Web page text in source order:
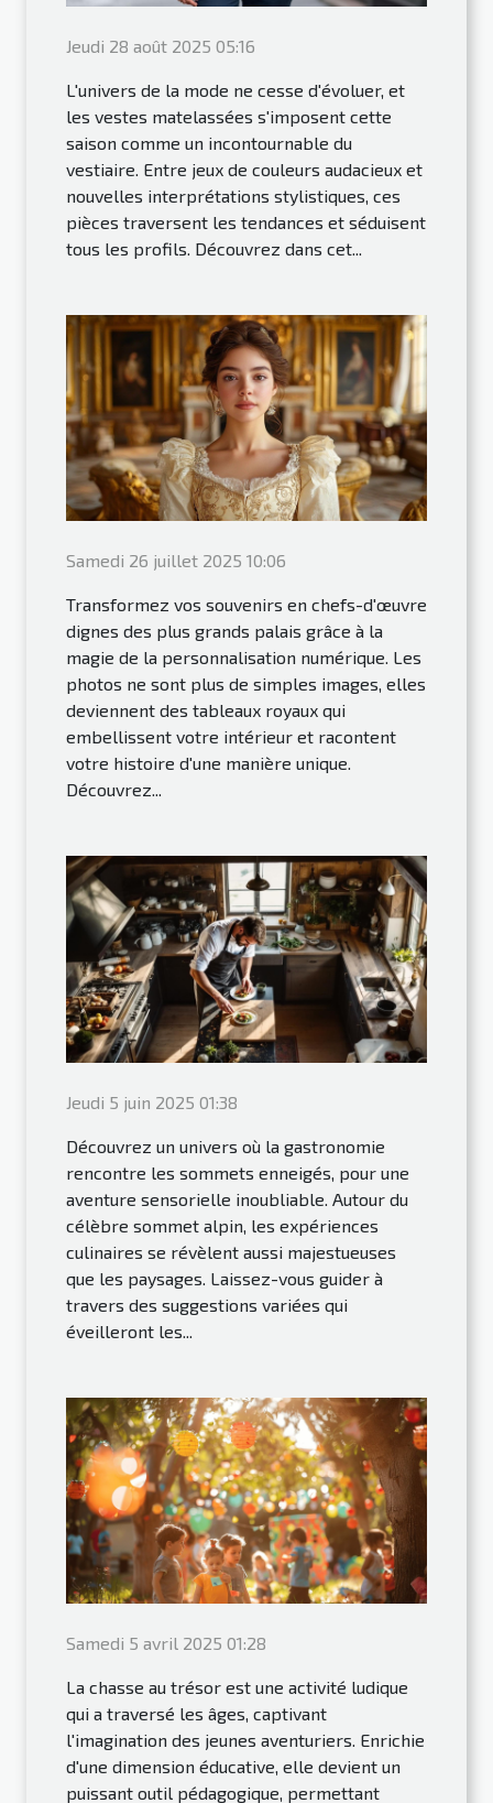
Jeudi 28 août 2025 05:16
L'univers de la mode ne cesse d'évoluer, et
les vestes matelassées s'imposent cette
saison comme un incontournable du
vestiaire. Entre jeux de couleurs audacieux et
nouvelles interprétations stylistiques, ces
pièces traversent les tendances et séduisent
tous les profils. Découvrez dans cet...
Samedi 26 juillet 2025 10:06
Transformez vos souvenirs en chefs-d'œuvre
dignes des plus grands palais grâce à la
magie de la personnalisation numérique. Les
photos ne sont plus de simples images, elles
deviennent des tableaux royaux qui
embellissent votre intérieur et racontent
votre histoire d'une manière unique.
Découvrez...
Jeudi 5 juin 2025 01:38
Découvrez un univers où la gastronomie
rencontre les sommets enneigés, pour une
aventure sensorielle inoubliable. Autour du
célèbre sommet alpin, les expériences
culinaires se révèlent aussi majestueuses
que les paysages. Laissez-vous guider à
travers des suggestions variées qui
éveilleront les...
Samedi 5 avril 2025 01:28
La chasse au trésor est une activité ludique
qui a traversé les âges, captivant
l'imagination des jeunes aventuriers. Enrichie
d'une dimension éducative, elle devient un
puissant outil pédagogique, permettant